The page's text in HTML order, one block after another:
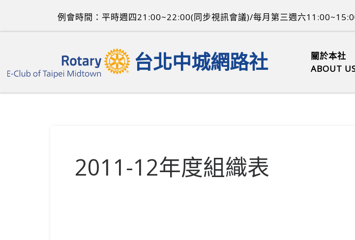
Skip to content例會時間：平時週四21:00~22:00(同步視訊會議)/每月第三週六
台北中城網路社
關於本社
ABOUT
2011-12年度組織表